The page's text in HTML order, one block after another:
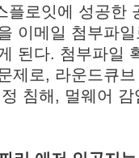
플로잇에 성공한
이메일 첨부파
된다. 첨부파일
제로, 라운드큐브
침해, 멀웨어